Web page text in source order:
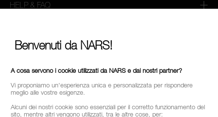
HELP & FAQ
Benvenuti da NARS!
A cosa servono i cookie utilizzati da NARS e dai nostri partner?
Vi proponiamo un'esperienza unica e personalizzata per rispondere
meglio alle vostre esigenze.
Alcuni dei nostri cookie sono essenziali per il corretto funzionamento del
sito, mentre altri vengono utilizzati, tra le altre cose, per: